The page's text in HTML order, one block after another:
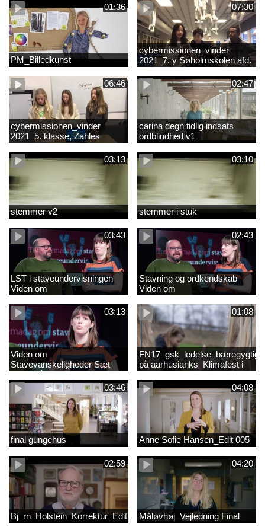
01:36
PM_Billedkunst
07:30
cybermissionen_vinder
2021_7. y Søholmskolen afd.
toftevang
06:46
cybermissionen_vinder
2021_5. klasse, Zahles
gymnasieskole.mp4
02:47
carina degn tidlig indsats
ordblindhed v1
03:13
stemmer v2
03:10
stemmer i stuk
03:43
LST i staveundervisningen
Viden om
stavevanskeligheder
02:43
Stavning og ordkendskab
Viden om
stavevanskeligheder
03:13
Viden om
Stavevanskeligheder Sæt
fokus på stavning
01:08
på aarhusianks_Klimafest i
børnehøjde
03:46
final gungehus
04:08
Anne Sofie Hansen_Edit 005
02:59 04:20
Måløvhøj_Vejledning Final